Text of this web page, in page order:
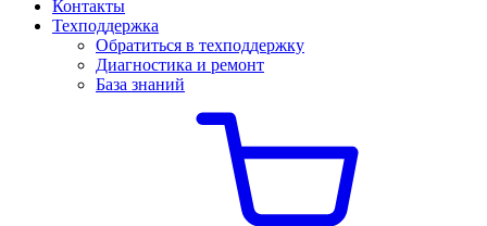
Контакты
Техподдержка
Обратиться в техподдержку
Диагностика и ремонт
База знаний